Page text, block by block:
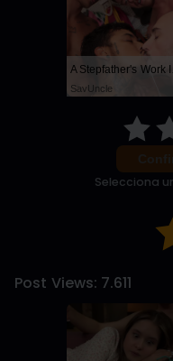
SayUncle
Selecciona
Post Views: 7.611